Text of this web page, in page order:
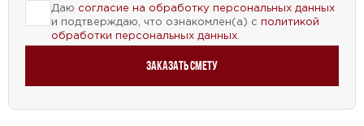
Даю согласие на обработку персональных данных
и подтверждаю, что ознакомлен(а) с политикой
обработки персональных данных
Заказать смету